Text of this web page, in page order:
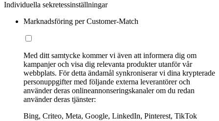
Individuella sekretessinställningar
Marknadsföring per Customer-Match
Med ditt samtycke kommer vi även att informera dig om
kampanjer och visa dig relevanta produkter utanför vår
webbplats. För detta ändamål synkroniserar vi dina krypterade
personuppgifter med följande externa leverantörer och
använder deras onlineannonseringskanaler om du redan
använder deras tjänster:
Bing, Criteo, Meta, Google, LinkedIn, Pinterest, TikTok